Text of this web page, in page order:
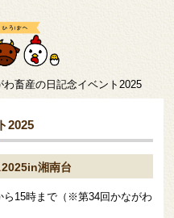
わ畜産の日記念イベント2025
2025
湘南台
ら15時まで（※第34回かながわ